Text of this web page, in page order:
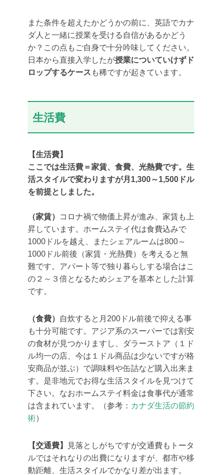
また条件を超えたかどうかの前に、英語でカナ
ダ人と一緒に授業を受ける自信があるかどう
か？この点もご自身で十分吟味してください。
日本から直接入学したが授業についていけずド
ロップするケース も稀ですが起きています。
生活費
【生活費】
ここでは生活費＝家賃、食費、光熱費です。生
活スタイルで変わりますが月1,300～1,500ドル
を前提としました。
（家賃）
コロナ禍で物価上昇が進み、家賃も上
昇しています。ホームステイ代は食費込みで
1000ドルを越え、またシェアルームは800～
1000ドル前後（家賃・光熱費）を考えると無
難です。アパート等で独り暮らしする場合はこ
の２～３倍となるためシェアを基本とした計算
です。
（食費）
自炊すると月200ドル前後で抑える事
も十分可能です。アジア系のスーパーでは割安
の食材が見つかりますし、ダラーストア（１ド
ル均一の店、今は１ドル商品は少ないですが格
安商品が並ぶ）で調味料や缶詰など購入出来ま
す。是非地元でお得な生活スタイルを見つけて
下さい。なおホームステイ料金は食事代が通常
は含まれています。（参考： カナダ生活の節約
術）
【交通費】
見落としがちですが交通費もトータ
ルではそれなりの出費になりますが、都市や移
動距離、生活スタイルでかなり差が出ます。